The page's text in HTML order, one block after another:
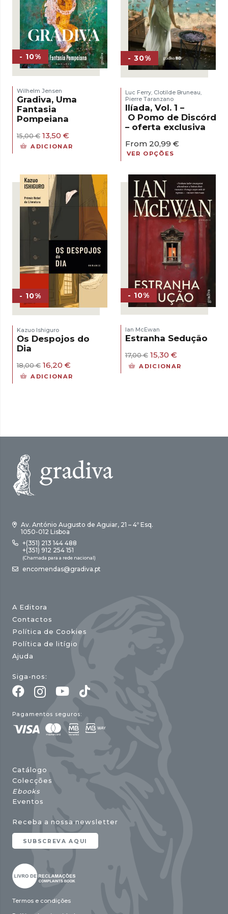
- 10%
Wilhelm Jensen
Gradiva, Uma
Fantasia
Pompeiana
15,00€ O
preço
13,50 €
preço
ADICIONAR
- 30%
Luc Ferry, Clotilde Bruneau
Pierre Taranzano
Ilíada, Vol. 1 –
O Pomo de Discórdia
– oferta exclusiva
From 20,99 €
VER OPÇÕES
- 10%
Kazuo Ishiguro
Os Despojos do
Dia
18,00€ O
preço
original
16,20 €
preço
atual
ADICIONAR
- 10%
Ian McEwan
Estranha Sedução
17,00€ O
preço
original
15,30 €O
preço
atual
ADICIONAR
Av. António Augusto de Aguiar, 21 – 4º Esq.
1050-012 Lisboa
+(351) 213 144 488
+(351) 912 254 151
(Chamada para a rede nacional)
encomendas@gradiva.pt
A Editora
Contactos
Política de Cookies
Política de litígio
Ajuda
Siga-nos:
Pagamentos seguros:
Catálogo
Colecções
Ebooks
Eventos
Receba a nossa newsletter
SUBSCREVA AQUI
Termos e condições